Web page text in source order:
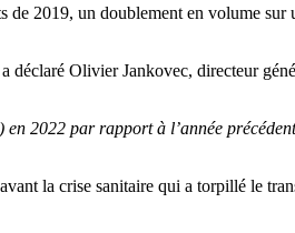
de 2019, un doublement en volume sur
a déclaré Olivier Jankovec, directeur
en 2022 par rapport à l’année
la crise sanitaire qui a torpillé le